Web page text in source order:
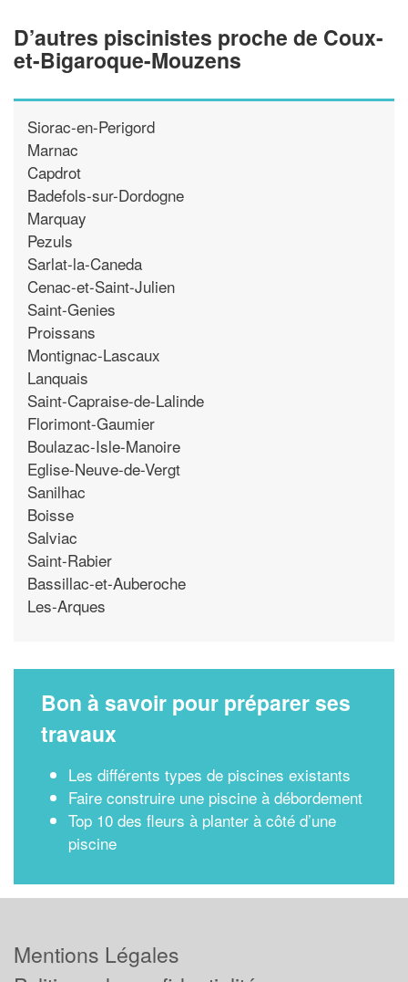
D’autres piscinistes proche de Coux-
et-Bigaroque-Mouzens
Siorac-en-Perigord
Marnac
Capdrot
Badefols-sur-Dordogne
Marquay
Pezuls
Sarlat-la-Caneda
Cenac-et-Saint-Julien
Saint-Genies
Proissans
Montignac-Lascaux
Lanquais
Saint-Capraise-de-Lalinde
Florimont-Gaumier
Boulazac-Isle-Manoire
Eglise-Neuve-de-Vergt
Sanilhac
Boisse
Salviac
Saint-Rabier
Bassillac-et-Auberoche
Les-Arques
Bon à savoir pour préparer ses
travaux
Les différents types de piscines existants
Faire construire une piscine à débordement
Top 10 des fleurs à planter à côté d’une
piscine
Mentions Légales